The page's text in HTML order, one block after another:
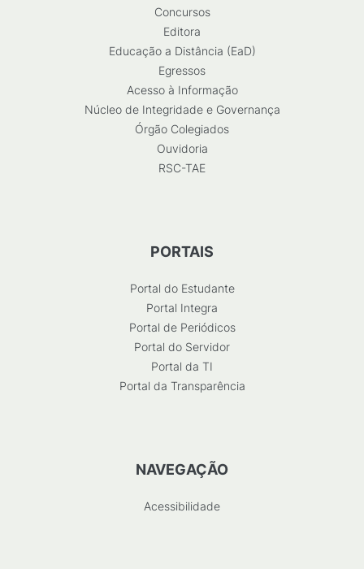
Concursos
Editora
Educação a Distância (EaD)
Egressos
Acesso à Informação
Núcleo de Integridade e Governança
Órgão Colegiados
Ouvidoria
RSC-TAE
PORTAIS
Portal do Estudante
Portal Integra
Portal de Periódicos
Portal do Servidor
Portal da TI
Portal da Transparência
NAVEGAÇÃO
Acessibilidade